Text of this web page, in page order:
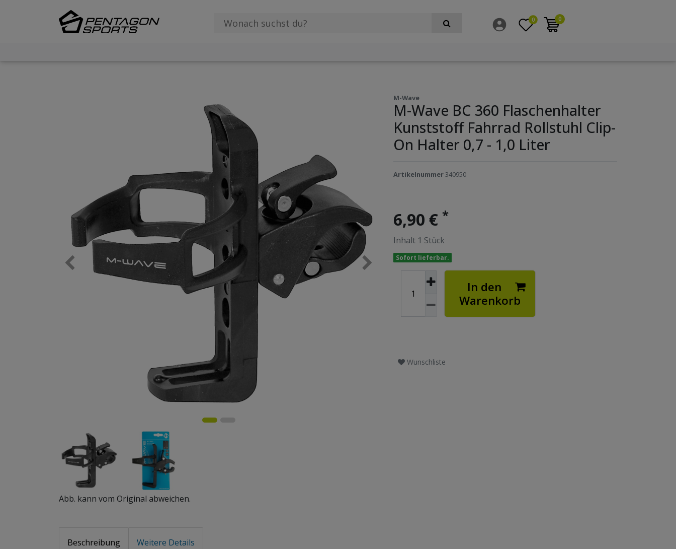
0 0
Abb. kann vom Original abweichen.
M-Wave
M-Wave BC 360 Flaschenhalter
Kunststoff Fahrrad Rollstuhl Clip-
On Halter 0,7 - 1,0 Liter
Artikelnummer340950
6,90 € *
Inhalt 1 Stück
Sofort lieferbar.
In den
Warenkorb
Wunschliste
Beschreibung Weitere Details